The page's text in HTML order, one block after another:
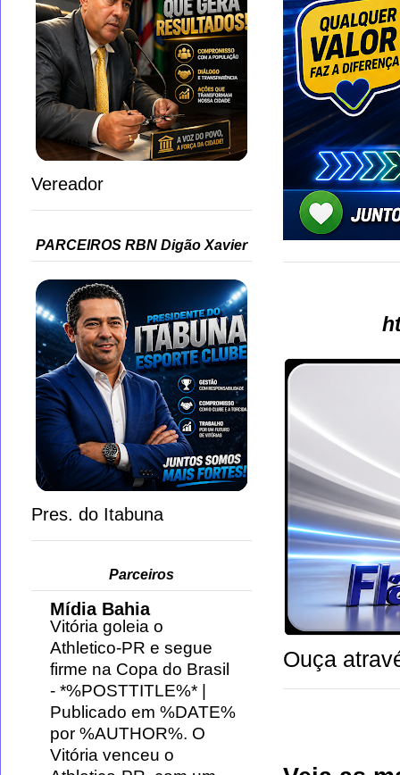
Ouça
Vereador
PARCEIROS RBN Digão Xavier
Pres. do Itabuna
Parceiros
Mídia Bahia
Vitória goleia o
Athletico-PR e segue
firme na Copa do Brasil
- *%POSTTITLE%* |
Publicado em %DATE%
por %AUTHOR%. O
Vitória venceu o